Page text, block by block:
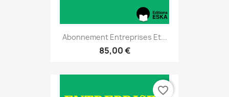
Abonnement Entreprises Et...
85,00 €
favorite_border